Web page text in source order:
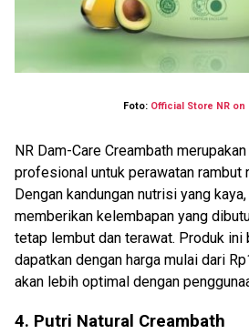
Foto: Official Store NR on
NR Dam-Care Creambath
profesional untuk perawatan rambut
Dengan kandungan nutrisi yang
memberikan kelembapan yang
tetap lembut dan terawat. Produk
dapatkan dengan harga mulai dari
akan lebih optimal dengan
4. Putri Natural Creambath